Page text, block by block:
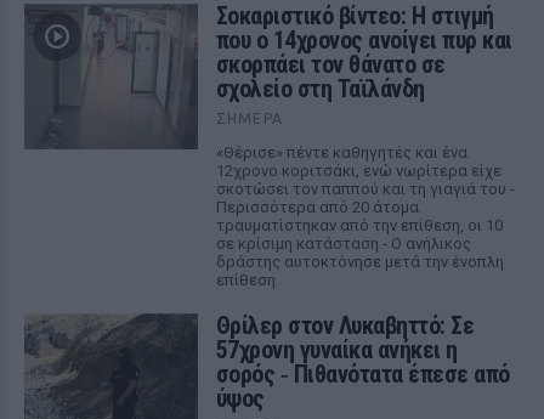
Σοκαριστικό βίντεο: Η στιγμή
που ο 14χρονος ανοίγει πυρ και
σκορπάει τον θάνατο σε
σχολείο στη Ταϊλάνδη
ΣΉΜΕΡΑ
«Θέρισε» πέντε καθηγητές και ένα
12χρονο κοριτσάκι, ενώ νωρίτερα είχε
σκοτώσει τον παππού και τη γιαγιά του -
Περισσότερα από 20 άτομα
τραυματίστηκαν από την επίθεση, οι 10
σε κρίσιμη κατάσταση - Ο ανήλικος
δράστης αυτοκτόνησε μετά την ένοπλη
επίθεση
Θρίλερ στον Λυκαβηττό: Σε
57χρονη γυναίκα ανήκει η
σορός ‑ Πιθανότατα έπεσε από
ύψος